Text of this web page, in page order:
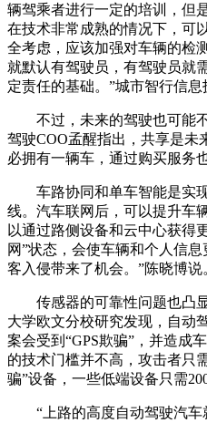
辆驾乘者进行一定的培训，但
在技术非常成熟的情况下，可
全考虑，应该加强对车辆的检
就默认有驾驶员，有驾驶员就
定责任的基础。”城市智行信息
不过，未来的驾驶也可能
驾驶COO孟醒指出，共享是未
必拥有一辆车，通过购买服务
车路协同和单车智能是实
线。汽车联网后，可以提升车
以通过路侧设备和云中心获得
网”状态，会使车辆和个人信
客入侵带来了机会。”陈晓博说
传感器的可靠性问题也凸
大学欧文分校研究发现，自动
案会受到“GPS欺骗”，并造成
的技术门槛并不高，攻击者只
骗”设备，一些低端设备只需
“上路的高度自动驾驶汽